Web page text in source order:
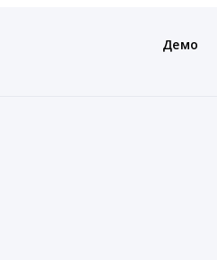
Демо